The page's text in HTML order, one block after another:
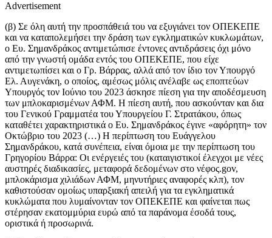
Advertisement
(β) Σε όλη αυτή την προσπάθειά του να εξυγιάνει τον ΟΠΕΚΕΠΕ
και να καταπολεμήσει την δράση των εγκληματικών κυκλωμάτων,
ο Ευ. Σημανδράκος αντιμετώπισε έντονες αντιδράσεις όχι μόνο
από την γνωστή ομάδα εντός του ΟΠΕΚΕΠΕ, που είχε
αντιμετωπίσει και ο Γρ. Βάρρας, αλλά από τον ίδιο τον Υπουργό
Ελ. Αυγενάκη, ο οποίος, αμέσως μόλις ανέλαβε ως εποπτεύων
Υπουργός τον Ιούνιο του 2023 άσκησε πίεση για την αποδέσμευση
των μπλοκαρισμένων ΑΦΜ. Η πίεση αυτή, που ασκούνταν και δια
του Γενικού Γραμματέα του Υπουργείου Γ. Στρατάκου, όπως
καταθέτει χαρακτηριστικά ο Ευ. Σημανδράκος έγινε «αφόρητη» τον
Οκτώβριο του 2023 (…) Η περίπτωση του Ευάγγελου
Σημανδράκου, κατά συνέπεια, είναι όμοια με την περίπτωση του
Γρηγορίου Βάρρα: Οι ενέργειές του (καταιγιστικοί έλεγχοι με νέες
αυστηρές διαδικασίες, μεταφορά δεδομένων στο νέφος.gov,
μπλοκάρισμα χιλιάδων ΑΦΜ, μηνυτήριες αναφορές κλπ), τον
καθιστούσαν ομοίως υπαρξιακή απειλή για τα εγκληματικά
κυκλώματα που λυμαίνονταν τον ΟΠΕΚΕΠΕ και φαίνεται πως
στέρησαν εκατομμύρια ευρώ από τα παράνομα έσοδά τους,
οριστικά ή προσωρινά.